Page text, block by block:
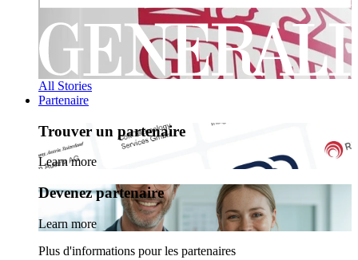
All Stories
Partenaire
Trouver un partenaire
Learn more
Devenez partenaire
Learn more
Plus d'informations pour les partenaires